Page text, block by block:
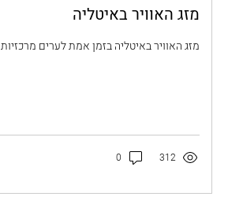
מזג האוויר באיטליה
מזג האוויר באיטליה בזמן אמת לערים מרכזיות
312
0